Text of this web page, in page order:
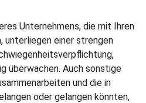
Unternehmens, die mit Ihren
unterliegen einer strengen
überwachen. Auch sonstige
und die in
oder gelangen könnten,